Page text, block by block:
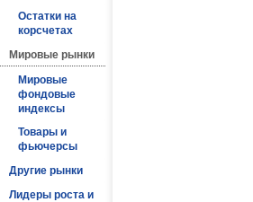
Остатки на
корсчетах
Мировые рынки
Мировые
фондовые
индексы
Товары и
фьючерсы
Другие рынки
Лидеры роста и